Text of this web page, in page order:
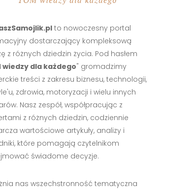
to nowoczesny portal
dostarczający kompleksową
z różnych dziedzin życia. Pod hasłem
wiedzy dla każdego" gromadzimy
treści z zakresu biznesu, technologii,
zdrowia, motoryzacji i wielu innych
Nasz zespół, współpracując z
z różnych dziedzin, codziennie
wartościowe artykuły, analizy i
które pomagają czytelnikom
świadome decyzje.
nas wszechstronność tematyczna